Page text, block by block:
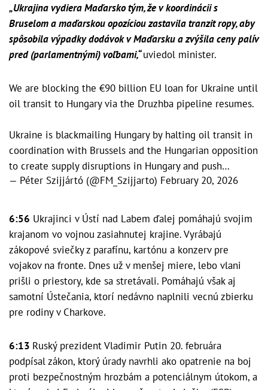
„Ukrajina vydiera Maďarsko tým, že v koordinácii s
Bruselom a maďarskou opozíciou zastavila tranzit ropy, aby
spôsobila výpadky dodávok v Maďarsku a zvýšila ceny palív
pred (parlamentnými) voľbami,“uviedol minister.
We are blocking the €90 billion EU loan for Ukraine until
oil transit to Hungary via the Druzhba pipeline resumes.
Ukraine is blackmailing Hungary by halting oil transit in
coordination with Brussels and the Hungarian opposition
to create supply disruptions in Hungary and push…
— Péter Szijjártó (@FM_Szijjarto) February 20, 2026
6:56 Ukrajinci v Ústí nad Labem ďalej pomáhajú svojim
krajanom vo vojnou zasiahnutej krajine. Vyrábajú
zákopové sviečky z parafínu, kartónu a konzerv pre
vojakov na fronte. Dnes už v menšej miere, lebo vlani
prišli o priestory, kde sa stretávali. Pomáhajú však aj
samotní Ústečania, ktorí nedávno naplnili vecnú zbierku
pre rodiny v Charkove.
6:13 Ruský prezident Vladimir Putin 20. februára
podpísal zákon, ktorý úrady navrhli ako opatrenie na boj
proti bezpečnostným hrozbám a potenciálnym útokom, a